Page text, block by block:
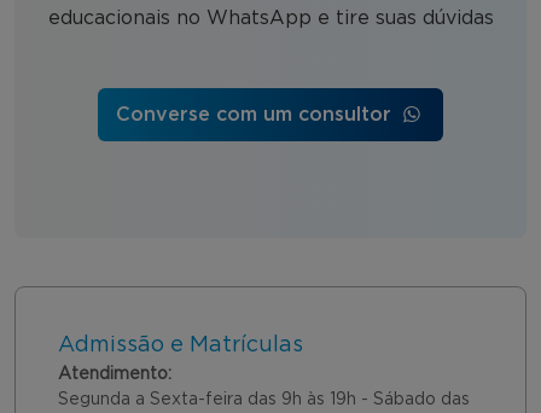
educacionais no WhatsApp e tire suas dúvidas
Converse com um consultor
Admissão e Matrículas
Atendimento:
Segunda a Sexta-feira das 9h às 19h - Sábado das